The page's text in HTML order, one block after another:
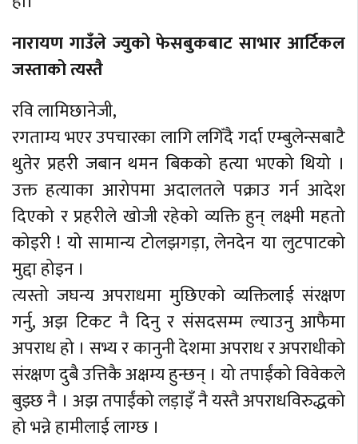
नारायण गाउँले ज्युको फेसबुकबाट साभार आर्टिकल
जस्ताको त्यस्तै
रवि लामिछानेजी,
रगताम्य भएर उपचारका लागि लगिँदै गर्दा एम्बुलेन्सबाटै
थुतेर प्रहरी जबान थमन बिकको हत्या भएको थियो ।
उक्त हत्याका आरोपमा अदालतले पक्राउ गर्न आदेश
दिएको र प्रहरीले खोजी रहेको व्यक्ति हुन् लक्ष्मी महतो
कोइरी ! यो सामान्य टोलझगड़ा, लेनदेन या लुटपाटको
मुद्दा होइन ।
त्यस्तो जघन्य अपराधमा मुछिएको व्यक्तिलाई संरक्षण
गर्नु, अझ टिकट नै दिनु र संसदसम्म ल्याउनु आफैमा
अपराध हो । सभ्य र कानुनी देशमा अपराध र अपराधीको
संरक्षण दुबै उत्तिकै अक्षम्य हुन्छन् । यो तपाईंको विवेकले
बुझ्छ नै । अझ तपाईंको लड़ाइँ नै यस्तै अपराधविरुद्धको
हो भन्ने हामीलाई लाग्छ ।